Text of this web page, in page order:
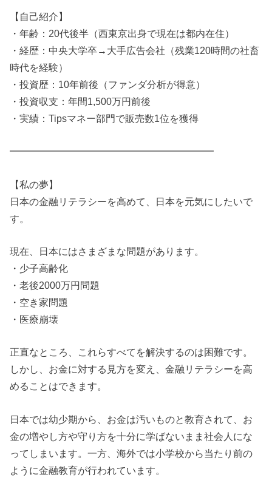
【自己紹介】
・年齢：20代後半（西東京出身で現在は都内在住）
・経歴：中央大学卒→大手広告会社（残業120時間の社畜
時代を経験）
・投資歴：10年前後（ファンダ分析が得意）
・投資収支：年間1,500万円前後
・実績：Tipsマネー部門で販売数1位を獲得
━━━━━━━━━━━━━━━━━━━━━
【私の夢】
日本の金融リテラシーを高めて、日本を元気にしたいで
す。
現在、日本にはさまざまな問題があります。
・少子高齢化
・老後2000万円問題
・空き家問題
・医療崩壊
正直なところ、これらすべてを解決するのは困難です。
しかし、お金に対する見方を変え、金融リテラシーを高
めることはできます。
日本では幼少期から、お金は汚いものと教育されて、お
金の増やし方や守り方を十分に学ばないまま社会人にな
ってしまいます。一方、海外では小学校から当たり前の
ように金融教育が行われています。